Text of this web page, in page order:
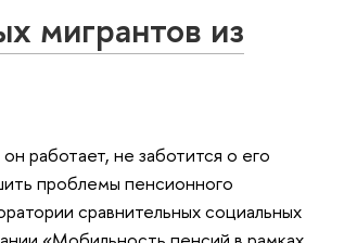
мигрантов из
работает, не заботится о его
проблемы пенсионного
сравнительных социальных